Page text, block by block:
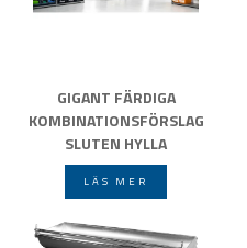
GIGANT FÄRDIGA
KOMBINATIONSFÖRSLAG
SLUTEN HYLLA
LÄS MER